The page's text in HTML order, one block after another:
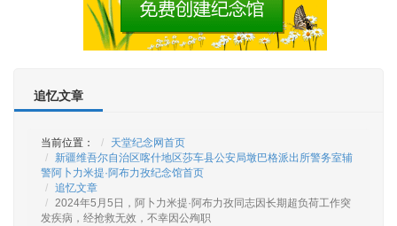
追忆文章
当前位置：
天堂纪念网首页
新疆维吾尔自治区喀什地区莎车县公安局墩巴格派出所警务室辅
警阿卜力米提·阿布力孜纪念馆首页
追忆文章
2024年5月5日，阿卜力米提·阿布力孜同志因长期超负荷工作突
发疾病，经抢救无效，不幸因公殉职